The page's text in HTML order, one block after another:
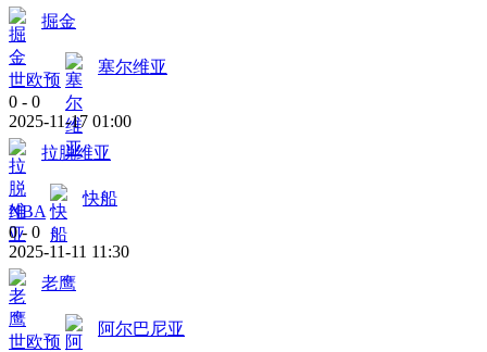
掘金
世欧预
塞尔维亚
0 - 0
2025-11-17 01:00
拉脱维亚
NBA
快船
0 - 0
2025-11-11 11:30
老鹰
世欧预
阿尔巴尼亚